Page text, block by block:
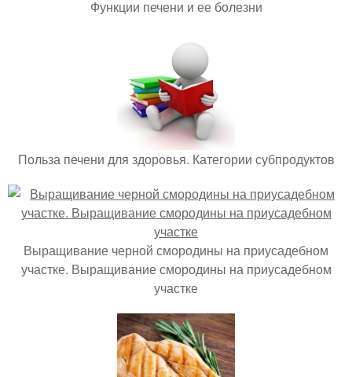
Функции печени и ее болезни
Польза печени для здоровья. Категории субпродуктов
Выращивание черной смородины на приусадебном
участке. Выращивание смородины на приусадебном
участке